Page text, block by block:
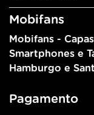
Mobifans
Mobifans -
Smartphones e
Hamburgo e
Pagamento